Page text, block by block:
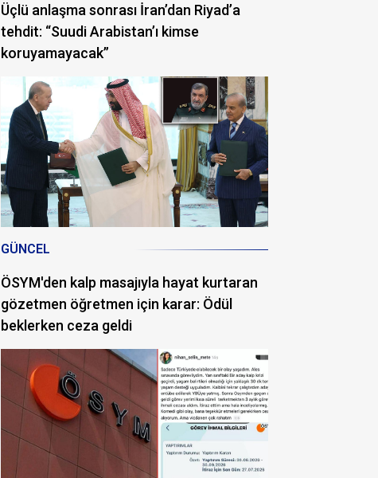
Üçlü anlaşma sonrası İran’dan Riyad’a
tehdit: “Suudi Arabistan’ı kimse
koruyamayacak”
GÜNCEL
ÖSYM'den kalp masajıyla hayat kurtaran
gözetmen öğretmen için karar: Ödül
beklerken ceza geldi